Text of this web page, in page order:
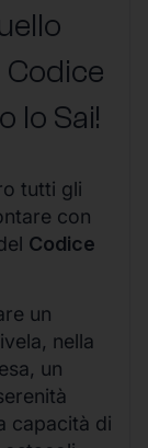
Codice
lo Sai!
tutti gli
con
Codice
un
nella
un
capacità di